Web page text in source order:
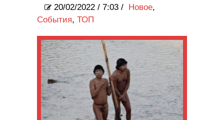
20/02/2022 / 7:03 / Новое,
События, ТОП